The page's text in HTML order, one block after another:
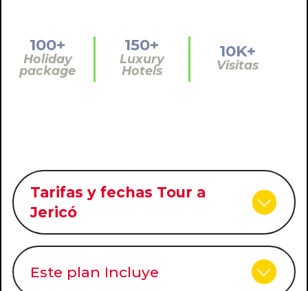
100+
Holiday
package
150+
Luxury
Hotels
10K+
Visitas
Tarifas y fechas Tour a
Jericó
Este plan Incluye